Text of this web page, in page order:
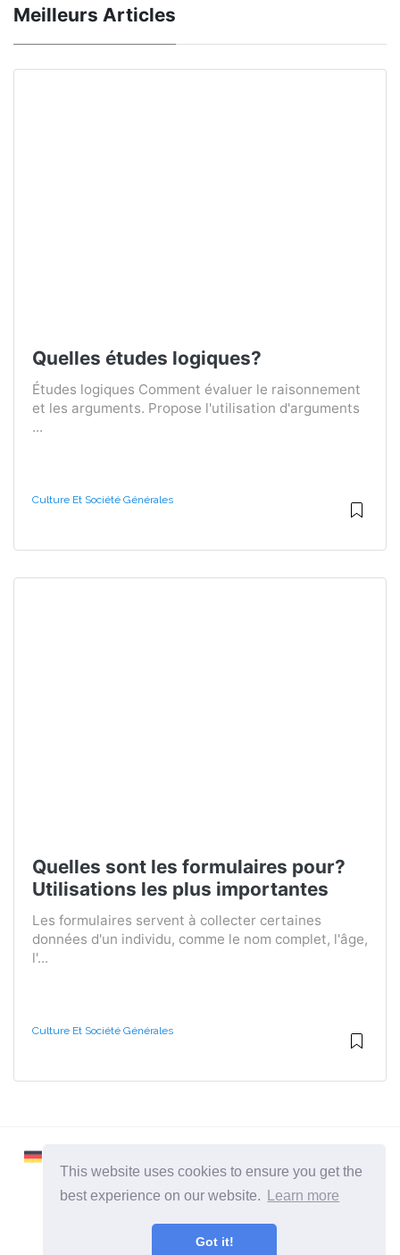
This website uses cookies to ensure you get the
best experience on our website.
Learn more
Got it!
Meilleurs Articles
Quelles études logiques?
Études logiques Comment évaluer le raisonnement
et les arguments. Propose l'utilisation d'arguments
...
Culture Et Société Générales
Quelles sont les formulaires pour?
Utilisations les plus importantes
Les formulaires servent à collecter certaines
données d'un individu, comme le nom complet, l'âge,
l'...
Culture Et Société Générales
2026 ©Learnaboutworld
Toutes catégories